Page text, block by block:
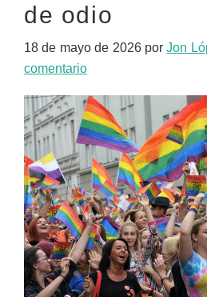
de odio
18 de mayo de 2026porJon
comentario